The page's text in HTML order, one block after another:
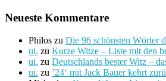
Neueste Kommentare
Philos zu Die 96 schönsten Wörter
ui. zu Kurze Witze – Liste mit den
ui. zu Deutschlands bester Witz –
ui. zu ’24‘ mit Jack Bauer kehrt